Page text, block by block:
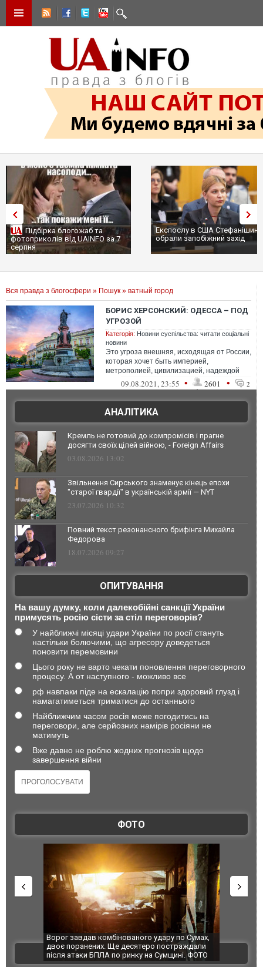
Підбірка блогожаб та
фотоприколів від UAINFO за 7
серпня
Експослу в США
обрали запобіжний захід
Вся правда з блогосфери » Пошук » ватный город
БОРИС ХЕРСОНСКИЙ: ОДЕССА – ПОД
УГРОЗОЙ
Категорія: Новини суспільства: читати соціальні
новини
Это угроза внешняя, исходящая от России,
которая хочет быть империей,
метрополией, цивилизацией, надеждой
мира, да мало ли чем еще. И последнее -
патр...
09.08.2021, 23:55 • 2601 • 2
АНАЛІТИКА
Кремль не готовий до компромісів і прагне
досягти своїх цілей війною, - Foreign Affairs
03.08.2026 13:02
Звільнення Сирського знаменує кінець епохи
"старої гвардії" в українській армії — NYT
23.07.2026 10:32
Повний текст резонансного брифінга Михайла
Федорова
18.07.2026 09:27
ОПИТУВАННЯ
На вашу думку, коли далекобійні санкції України
примусять росію сісти за стіл переговорів?
У найближчі місяці удари України по росії стануть
настільки болючими, що агресору доведеться
поновити перемовини
Цього року не варто чекати поновлення переговорного
процесу. А от наступного - можливо все
рф навпаки піде на ескалацію попри здоровий глузд і
намагатиметься триматися до останнього
Найближчим часом росія може погодитись на
переговори, але серйозних намірів росіяни не
матимуть
Вже давно не роблю жодних прогнозів щодо
завершення війни
ФОТО
Ворог завдав комбінованого удару по Сумах,
двоє поранених. Ще десятеро постраждали
після атаки БПЛА по ринку на Сумщині. ФОТО
За 2000
склад
ВІДЕО